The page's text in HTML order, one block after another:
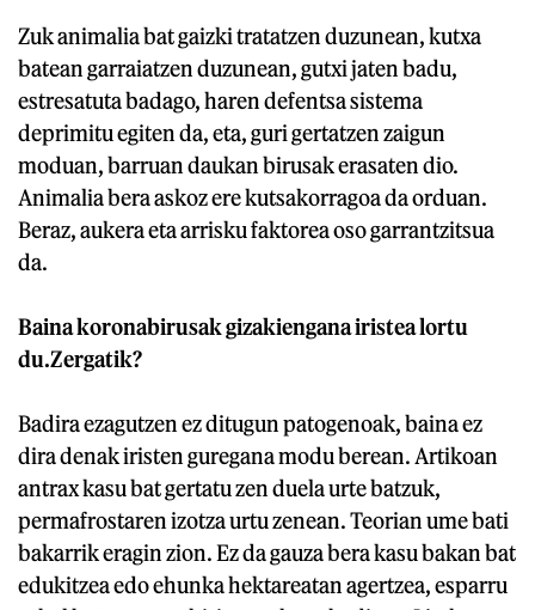
Zuk animalia bat gaizki tratatzen duzunean, kutxa
batean garraiatzen duzunean, gutxi jaten badu,
estresatuta badago, haren defentsa sistema
deprimitu egiten da, eta, guri gertatzen zaigun
moduan, barruan daukan birusak erasaten dio.
Animalia bera askoz ere kutsakorragoa da orduan.
Beraz, aukera eta arrisku faktorea oso garrantzitsua
da.
Baina koronabirusak gizakiengana iristea lortu
du.Zergatik?
Badira ezagutzen ez ditugun patogenoak, baina ez
dira denak iristen guregana modu berean. Artikoan
antrax kasu bat gertatu zen duela urte batzuk,
permafrostaren izotza urtu zenean. Teorian ume bati
bakarrik eragin zion. Ez da gauza bera kasu bakan bat
edukitzea edo ehunka hektareatan agertzea, esparru